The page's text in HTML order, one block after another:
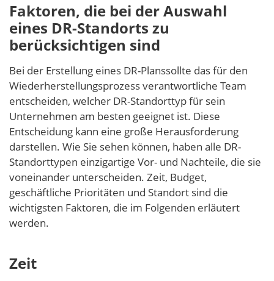
Faktoren, die bei der Auswahl
eines DR-Standorts zu
berücksichtigen sind
Bei der Erstellung eines DR-Planssollte das für den
Wiederherstellungsprozess verantwortliche Team
entscheiden, welcher DR-Standorttyp für sein
Unternehmen am besten geeignet ist. Diese
Entscheidung kann eine große Herausforderung
darstellen. Wie Sie sehen können, haben alle DR-
Standorttypen einzigartige Vor- und Nachteile, die sie
voneinander unterscheiden. Zeit, Budget,
geschäftliche Prioritäten und Standort sind die
wichtigsten Faktoren, die im Folgenden erläutert
werden.
Zeit